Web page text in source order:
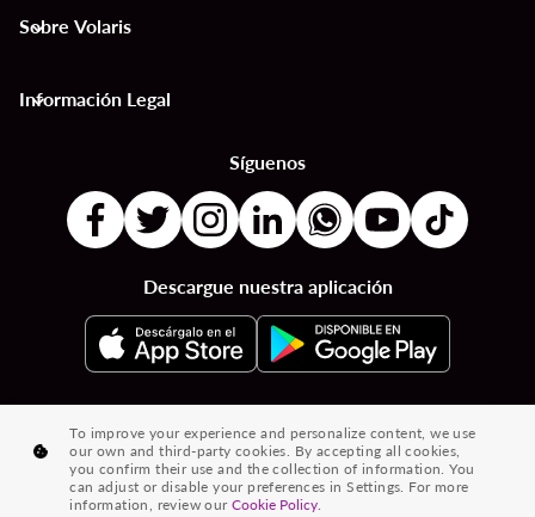
Sobre Volaris
keyboard_arrow_down
Información Legal
keyboard_arrow_down
Síguenos
Descargue nuestra aplicación
Destinos por Países | Destinos por Ciudades | Vuelos desde País a País
Vuelos de Ciudad a Ciudad | Vuelos de Países a Ciudades |
Vuelos desde Ciudades | Vuelos desde Países
To improve your experience and personalize content, we use
our own and third-party cookies. By accepting all cookies,
you confirm their use and the collection of information. You
can adjust or disable your preferences in Settings. For more
information, review ourCookie Policy.